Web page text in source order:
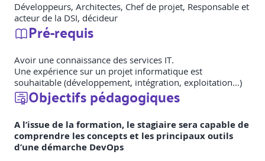
Développeurs, Architectes, Chef de projet, Responsable et
acteur de la DSI, décideur
Pré-requis
Avoir une connaissance des services IT.
Une expérience sur un projet informatique est
souhaitable (développement, intégration, exploitation…)
Objectifs pédagogiques
A l’issue de la formation, le stagiaire sera capable de
comprendre les concepts et les principaux outils
d’une démarche DevOps